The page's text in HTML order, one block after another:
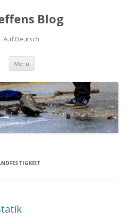
Blog
Auf Deutsch
Menü Zum Inhalt springen